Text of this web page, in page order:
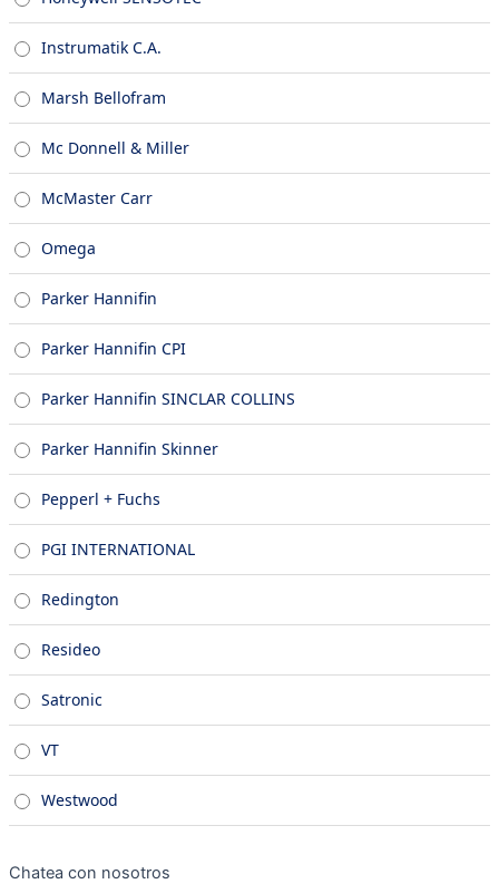
Instrumatik C.A.
Marsh Bellofram
Mc Donnell & Miller
McMaster Carr
Omega
Parker Hannifin
Parker Hannifin CPI
Parker Hannifin SINCLAR COLLINS
Parker Hannifin Skinner
Pepperl + Fuchs
PGI INTERNATIONAL
Redington
Resideo
Satronic
VT
Westwood
Chatea con nosotros